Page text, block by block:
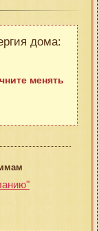
дома:
менять